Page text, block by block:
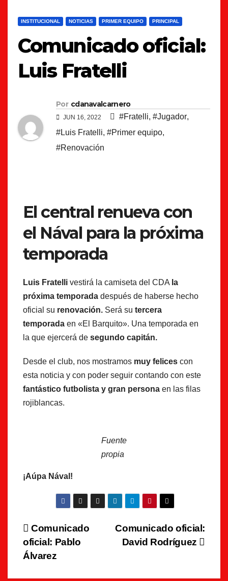
INSTITUCIONAL NOTICIAS PRIMER EQUIPO PRINCIPAL
Comunicado oficial:
Luis Fratelli
Por cdanavalcarnero
JUN 16, 2022 #Fratelli, #Jugador,
#Luis Fratelli, #Primer equipo,
#Renovación
El central renueva con
el Nával para la próxima
temporada
Luis Fratelli vestirá la camiseta del CDA la
próxima temporada después de haberse hecho
oficial su renovación. Será su tercera
temporada en «El Barquito». Una temporada en
la que ejercerá de segundo capitán.
Desde el club, nos mostramos muy felices con
esta noticia y con poder seguir contando con este
fantástico futbolista y gran persona en las filas
rojiblancas.
Fuente
propia
¡Aúpa Nával!
Navegación
de
entradas
Comunicado oficial:
David Rodríguez
Comunicado
oficial: Pablo
Álvarez